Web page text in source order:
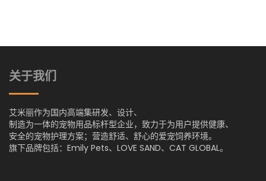
关于我们
艾米丽作为国内高端集研发、设计、
制造为一体的宠物用品标杆型企业，致力于为用户提供健康、
安全的宠物护理方案；营造舒适、舒心的爱宠饲养环境。
旗下品牌包括：Emily Pets、LOVE SAND、CAT GLOBAL。